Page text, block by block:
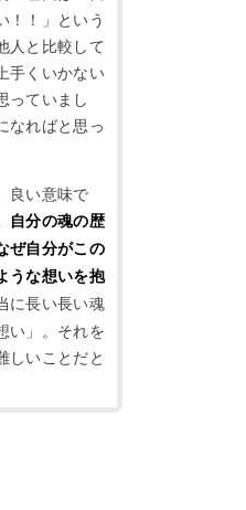
！！」という
人と比較して
手くいかない
っていまし
なればと思っ
良い意味で
自分の魂の歴
ぜ自分がこの
うな想いを抱
に長い長い魂
い」。それを
しいことだと